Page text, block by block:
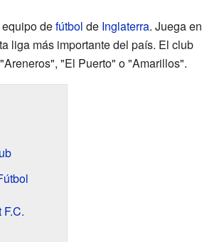
defútbol de Inglaterra. Juega en
liga más importante del país. El club
"El Puerto" o "Amarillos".